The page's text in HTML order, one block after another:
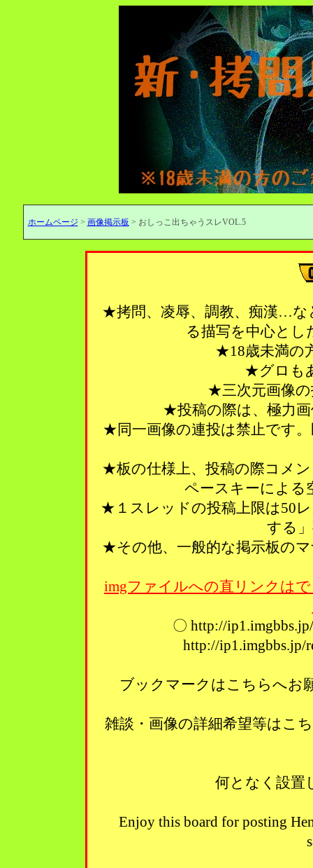
ホームページ > 画像掲示板 > おしっこ出ちゃうスレVOL.5
★拷問、凌辱、調教、痴漢…な
る描写を中心とし
★18歳未満の
★グロも
★三次元画像
★投稿の際は、極力
★同一画像の連投は禁止です
★板の仕様上、投稿の際コメ
ペースキーによる
★１スレッドの投稿上限は50
する
★その他、一般的な掲示板の
imgファイルへの直リンクは
〇 http://
http://
ブックマークはこちらへ
雑談・画像の詳細希望等は
何となく設
Enjoy this board for posting